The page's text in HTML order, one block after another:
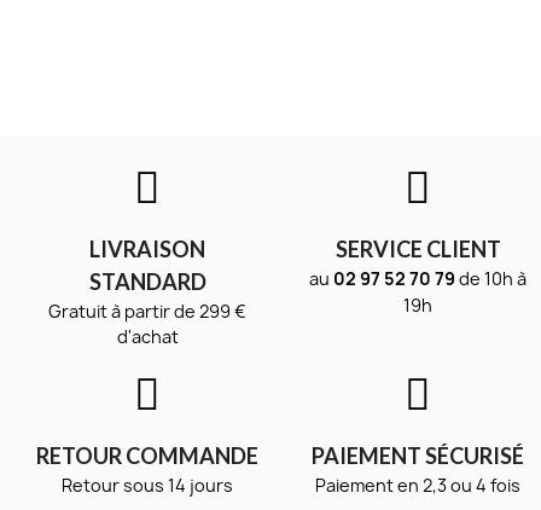
LIVRAISON
STANDARD
Gratuit à partir de 299 €
d'achat
SERVICE CLIENT
au 02 97 52 70 79 de 10h à
19h
RETOUR COMMANDE
Retour sous 14 jours
PAIEMENT SÉCURISÉ
Paiement en 2,3 ou 4 fois